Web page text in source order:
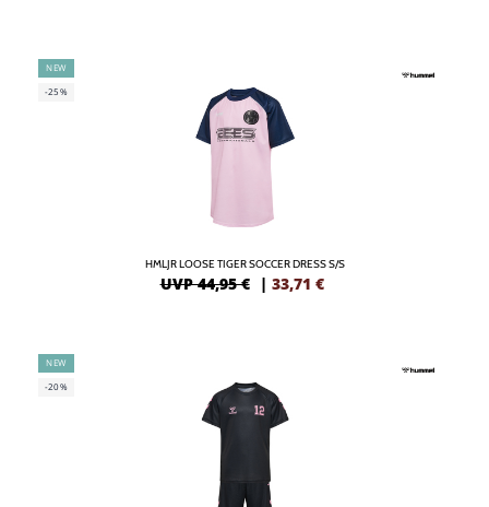
NEW
-25%
HMLJR LOOSE TIGER SOCCER DRESS S/S
UVP 44,95 € | 33,71 €
NEW
-20%